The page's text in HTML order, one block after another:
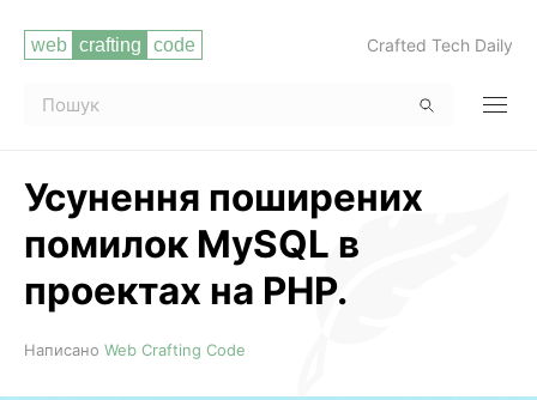
Crafted Tech Daily
Усунення поширених
помилок MySQL в
проектах на PHP.
Читати повністю
Написано Web Crafting Code